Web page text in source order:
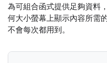
為可組合函式提供足夠資料
何大小螢幕上顯示內容所需
不會每次都用到。